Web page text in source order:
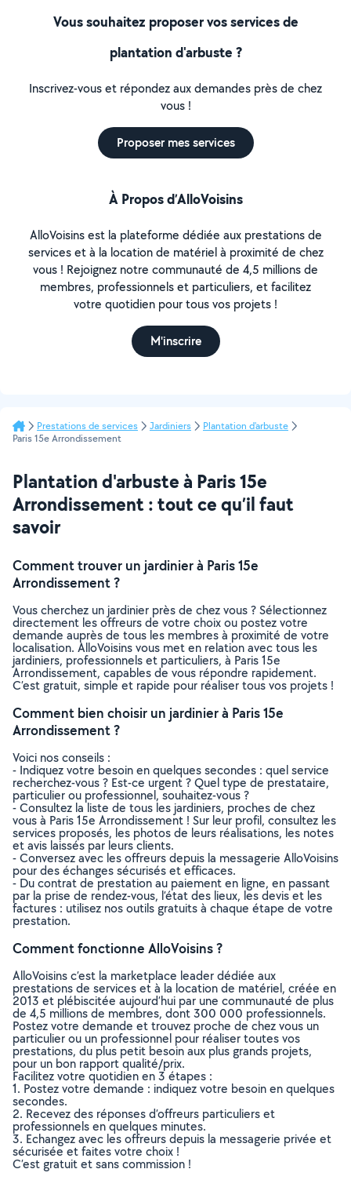
Vous souhaitez proposer vos services de
plantation d'arbuste ?
Inscrivez-vous et répondez aux demandes près de chez
vous !
Proposer mes services
À Propos d’AlloVoisins
AlloVoisins est la plateforme dédiée aux prestations de
services et à la location de matériel à proximité de chez
vous ! Rejoignez notre communauté de 4,5 millions de
membres, professionnels et particuliers, et facilitez
votre quotidien pour tous vos projets !
M'inscrire
Prestations de services Jardiniers
Plantation d'arbuste
Paris 15e Arrondissement
Plantation d'arbuste à Paris 15e
Arrondissement : tout ce qu’il faut
savoir
Comment trouver un jardinier à Paris 15e
Arrondissement ?
Vous cherchez un jardinier près de chez vous ? Sélectionnez
directement les offreurs de votre choix ou postez votre
demande auprès de tous les membres à proximité de votre
localisation. AlloVoisins vous met en relation avec tous les
jardiniers, professionnels et particuliers, à Paris 15e
Arrondissement, capables de vous répondre rapidement.
C’est gratuit, simple et rapide pour réaliser tous vos projets !
Comment bien choisir un jardinier à Paris 15e
Arrondissement ?
Voici nos conseils :
- Indiquez votre besoin en quelques secondes : quel service
recherchez-vous ? Est-ce urgent ? Quel type de prestataire,
particulier ou professionnel, souhaitez-vous ?
- Consultez la liste de tous les jardiniers, proches de chez
vous à Paris 15e Arrondissement ! Sur leur profil, consultez les
services proposés, les photos de leurs réalisations, les notes
et avis laissés par leurs clients.
- Conversez avec les offreurs depuis la messagerie AlloVoisins
pour des échanges sécurisés et efficaces.
- Du contrat de prestation au paiement en ligne, en passant
par la prise de rendez-vous, l’état des lieux, les devis et les
factures : utilisez nos outils gratuits à chaque étape de votre
prestation.
Comment fonctionne AlloVoisins ?
AlloVoisins c’est la marketplace leader dédiée aux
prestations de services et à la location de matériel, créée en
2013 et plébiscitée aujourd’hui par une communauté de plus
de 4,5 millions de membres, dont 300 000 professionnels.
Postez votre demande et trouvez proche de chez vous un
particulier ou un professionnel pour réaliser toutes vos
prestations, du plus petit besoin aux plus grands projets,
pour un bon rapport qualité/prix.
Facilitez votre quotidien en 3 étapes :
1. Postez votre demande : indiquez votre besoin en quelques
secondes.
2. Recevez des réponses d’offreurs particuliers et
professionnels en quelques minutes.
3. Echangez avec les offreurs depuis la messagerie privée et
sécurisée et faites votre choix !
C’est gratuit et sans commission !